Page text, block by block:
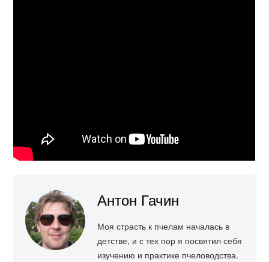
Антон Гачин
Моя страсть к пчелам началась в
детстве, и с тех пор я посвятил себя
изучению и практике пчеловодства.